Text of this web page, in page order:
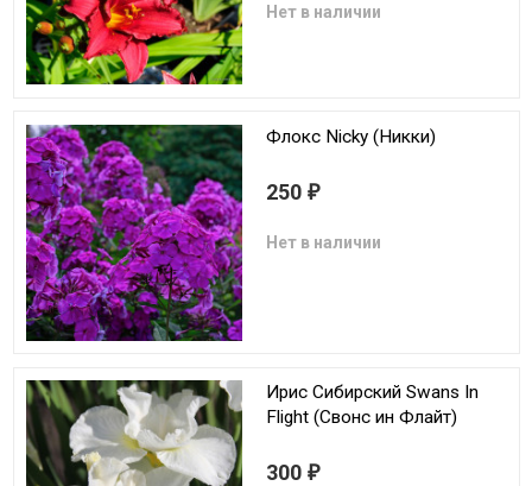
Нет в наличии
Флокс Nicky (Никки)
250 ₽
Нет в наличии
Ирис Сибирский Swans In
Flight (Свонс ин Флайт)
300 ₽